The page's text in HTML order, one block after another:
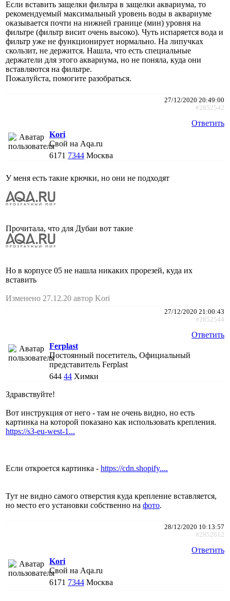
Если вставить защелки фильтра в защелки аквариума, то
рекомендуемый максимальный уровень воды в аквариуме
оказывается почти на нижней границе (мин) уровня на
фильтре (фильтр висит очень высоко). Чуть испаряется вода и
фильтр уже не функционирует нормально. На липучках
скользит, не держится. Нашла, что есть специальные
держатели для этого аквариума, но не поняла, куда они
вставляются на фильтре.
Пожалуйста, помогите разобраться.
27/12/2020 20:49:00
#2852542
Ответить
Kori
Свой на Aqa.ru
6171 7344 Москва
У меня есть такие крючки, но они не подходят
Прочитала, что для Дубаи вот такие
Но в корпусе 05 не нашла никаких прорезей, куда их
вставить
Изменено 27.12.20 автор Kori
27/12/2020 21:00:43
#2852544
Ответить
Ferplast
Постоянный посетитель, Официальный
представитель Ferplast
644 44 Химки
Здравствуйте!
Вот инструкция от него - там не очень видно, но есть
картинка на которой показано как использовать крепления.
https://s3-eu-west-1...
Если откроется картинка - https://cdn.shopify....
Тут не видно самого отверстия куда крепление вставляется,
но место его установки собственно на фото.
28/12/2020 10:13:57
#2852612
Ответить
Kori
Свой на Aqa.ru
6171 7344 Москва